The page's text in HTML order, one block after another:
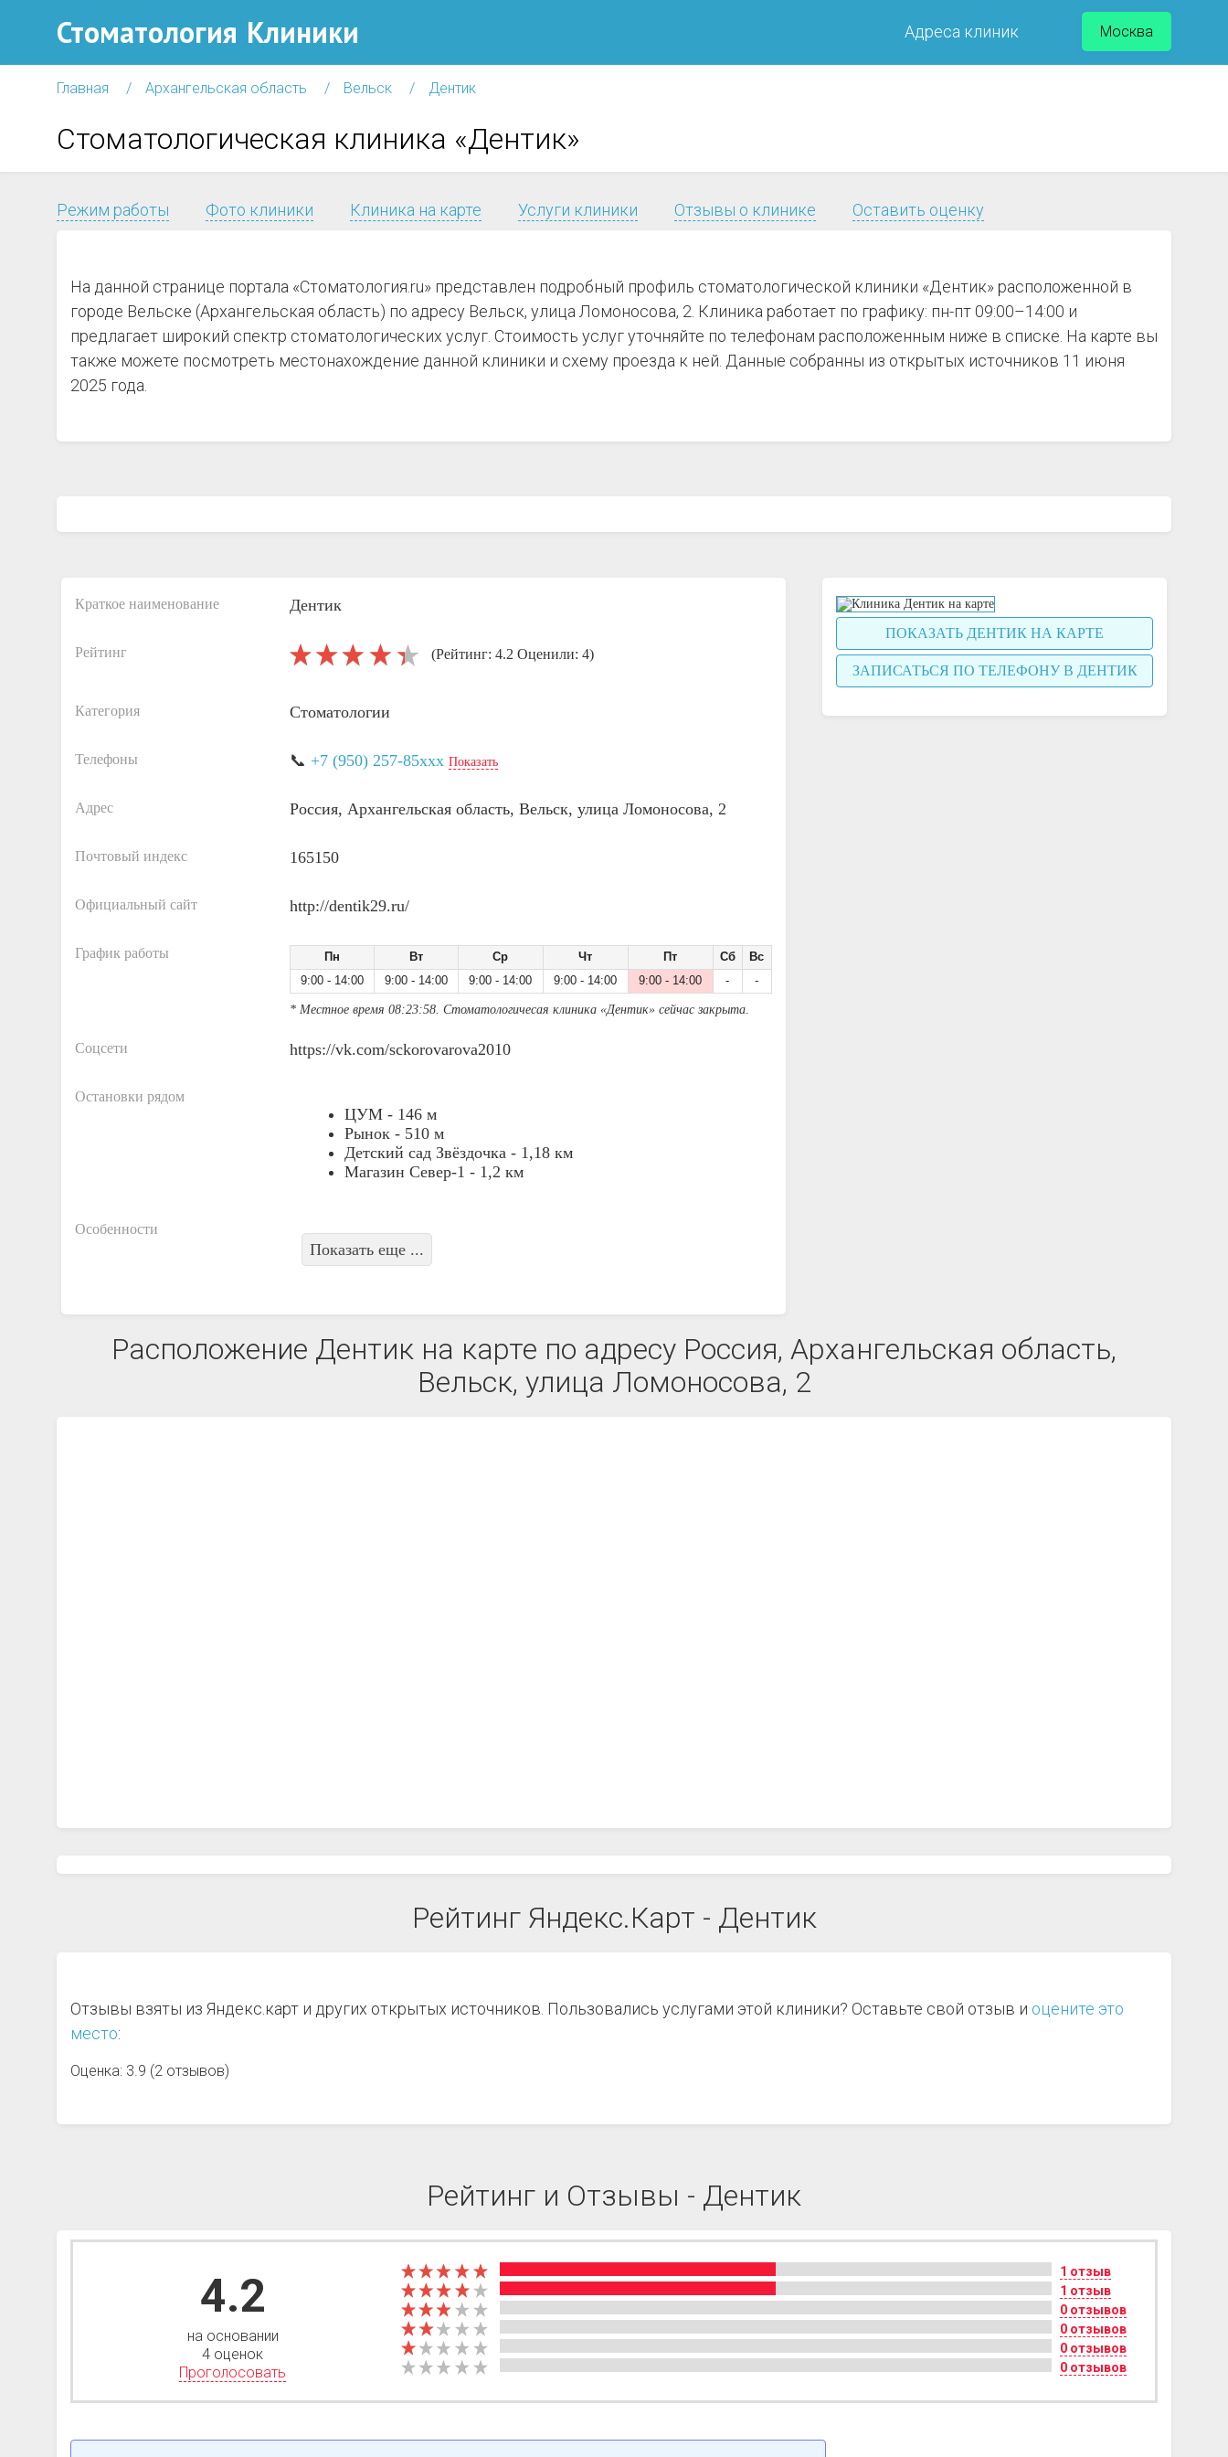
Стоматология Клиники Адреса клиник Москва
Главная Архангельская область Вельск Дентик
Стоматологическая клиника «Дентик»
Режим работы Фото клиники Клиника на карте Услуги клиники Отзывы о клинике Оставить оценку
На данной странице портала «Стоматология.ru» представлен подробный профиль стоматологической клиники «Дентик» расположенной в
городе Вельске (Архангельская область) по адресу Вельск, улица Ломоносова, 2. Клиника работает по графику: пн-пт 09:00–14:00 и
предлагает широкий спектр стоматологических услуг. Стоимость услуг уточняйте по телефонам расположенным ниже в списке. На карте вы
также можете посмотреть местонахождение данной клиники и схему проезда к ней. Данные собранны из открытых источников 11 июня
2025 года.
Краткое наименование Дентик
Рейтинг (Рейтинг: 4.2 Оценили: 4)
Категория Стоматологии
Телефоны 📞 +7 (950) 257-85xxx Показать
Адрес Россия, Архангельская область, Вельск, улица Ломоносова, 2
Почтовый индекс 165150
Официальный сайт http://dentik29.ru/
График работы Пн Вт Ср Чт Пт Сб
Вс
9:00 - 14:00
9:00 - 14:00 9:00 - 14:00 9:00 - 14:00 9:00 - 14:00 - -
* Местное время 08:23:58. Стоматологичесая клиника «Дентик» сейчас закрыта.
Соцсети https://vk.com/sckorovarova2010
Остановки рядом
ЦУМ - 146 м
Рынок - 510 м
Детский сад Звёздочка - 1,18 км
Магазин Север-1 - 1,2 км
Особенности
Показать еще ...
ПОКАЗАТЬ ДЕНТИК НА КАРТЕ
ЗАПИСАТЬСЯ ПО ТЕЛЕФОНУ В ДЕНТИК
Расположение Дентик на карте по адресу Россия, Архангельская область,
Вельск, улица Ломоносова, 2
Рейтинг Яндекс.Карт - Дентик
Отзывы взяты из Яндекс.карт и других открытых источников. Пользовались услугами этой клиники? Оставьте свой отзыв и оцените это
место:
Оценка: 3.9 (2 отзывов)
Рейтинг и Отзывы - Дентик
4.2
на основании
4 оценок
Проголосовать
1 отзыв
1 отзыв
0 отзывов
0 отзывов
0 отзывов
0 отзывов